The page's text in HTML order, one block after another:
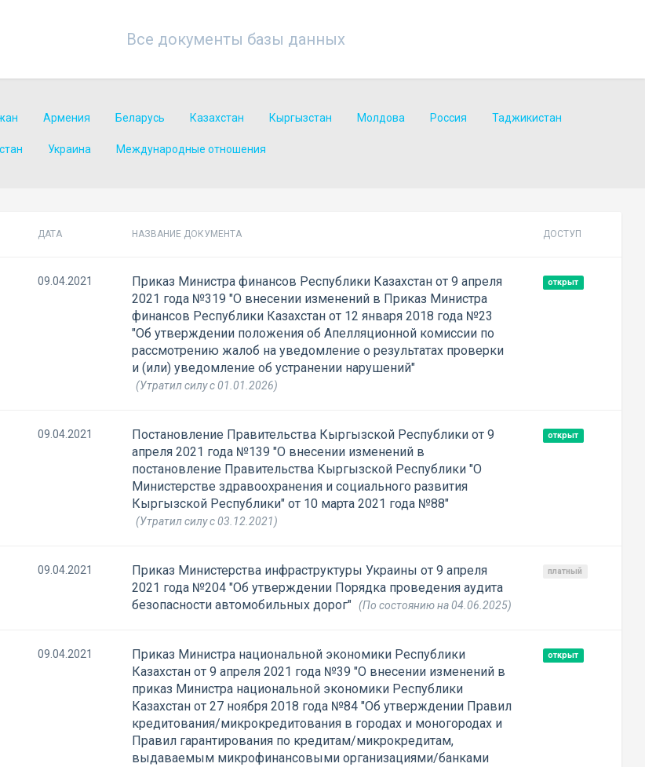
Все документы базы данных
Армения Беларусь Казахстан Кыргызстан Молдова Россия Таджикистан
Украина Международные отношения
ДАТА НАЗВАНИЕ ДОКУМЕНТА ДОСТУП
09.04.2021
Приказ Министра финансов Республики Казахстан от 9 апреля
2021 года №319 "О внесении изменений в Приказ Министра
финансов Республики Казахстан от 12 января 2018 года №23
"Об утверждении положения об Апелляционной комиссии по
рассмотрению жалоб на уведомление о результатах проверки
и (или) уведомление об устранении нарушений"
(Утратил силу с 01.01.2026)
открыт
09.04.2021
Постановление Правительства Кыргызской Республики от 9
апреля 2021 года №139 "О внесении изменений в
постановление Правительства Кыргызской Республики "О
Министерстве здравоохранения и социального развития
Кыргызской Республики" от 10 марта 2021 года №88"
(Утратил силу с 03.12.2021)
открыт
09.04.2021
Приказ Министерства инфраструктуры Украины от 9 апреля
2021 года №204 "Об утверждении Порядка проведения аудита
безопасности автомобильных дорог" (По состоянию на 04.06.2025)
платный
09.04.2021
Приказ Министра национальной экономики Республики
Казахстан от 9 апреля 2021 года №39 "О внесении изменений в
приказ Министра национальной экономики Республики
Казахстан от 27 ноября 2018 года №84 "Об утверждении Правил
кредитования/микрокредитования в городах и моногородах и
Правил гарантирования по кредитам/микрокредитам,
выдаваемым микрофинансовыми организациями/банками
открыт